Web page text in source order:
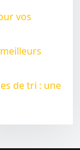
vos
de tri : une